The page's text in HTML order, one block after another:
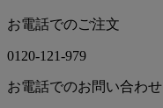
お電話でのご注文
0120-121-979
お電話でのお問い合わせ